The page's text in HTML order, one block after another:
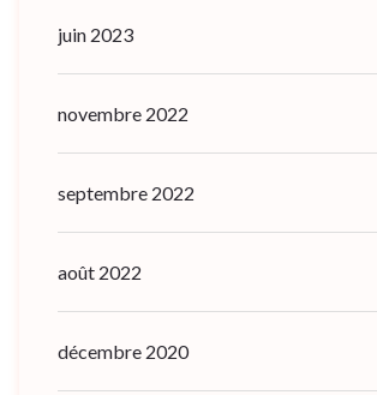
juin 2023
novembre 2022
septembre 2022
août 2022
décembre 2020